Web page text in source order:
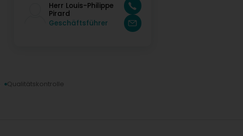
Herr Louis-Philippe
Pirard
Geschäftsführer
Qualitätskontrolle